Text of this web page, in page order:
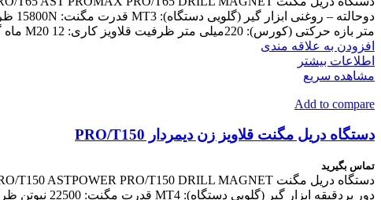
متر بازه حرکتی (کورس): 220میلی متر ظرفیت قلاویز کاری: M20 12 ماه گارانتی
افزودن به علاقه مندی
اطلاعات بیشتر
مشاهده سریع
Add to compare
دستگاه دریل مگنت قلاویز زن دیمردار PRO/T150
تماس بگیرید